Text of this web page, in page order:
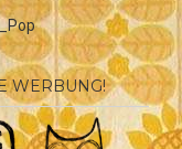
WERBUNG!